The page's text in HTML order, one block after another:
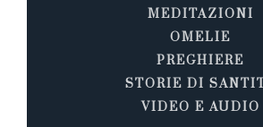
MEDITAZIONI
OMELIE
PREGHIERE
STORIE DI
VIDEO E AUDIO